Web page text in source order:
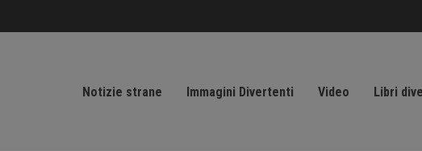
Notizie strane Immagini Divertenti Video Libri